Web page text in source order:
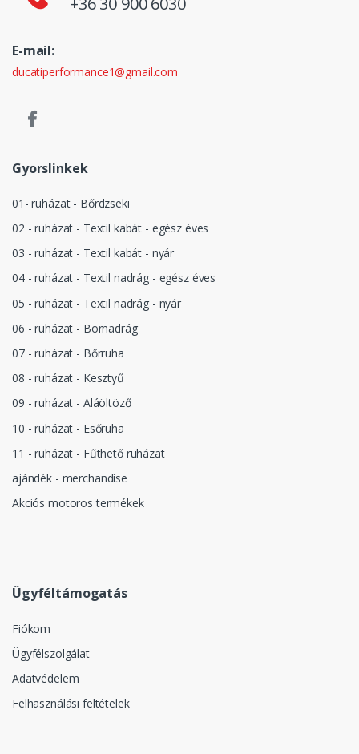
E-mail:
ducatiperformance1@gmail.com
Gyorslinkek
01- ruházat - Bőrdzseki
02 - ruházat - Textil kabát - egész éves
03 - ruházat - Textil kabát - nyár
04 - ruházat - Textil nadrág - egész éves
05 - ruházat - Textil nadrág - nyár
06 - ruházat - Börnadrág
07 - ruházat - Bőrruha
08 - ruházat - Kesztyű
09 - ruházat - Aláöltöző
10 - ruházat - Esőruha
11 - ruházat - Fűthető ruházat
ajándék - merchandise
Akciós motoros termékek
Ügyféltámogatás
Fiókom
Ügyfélszolgálat
Adatvédelem
Felhasználási feltételek